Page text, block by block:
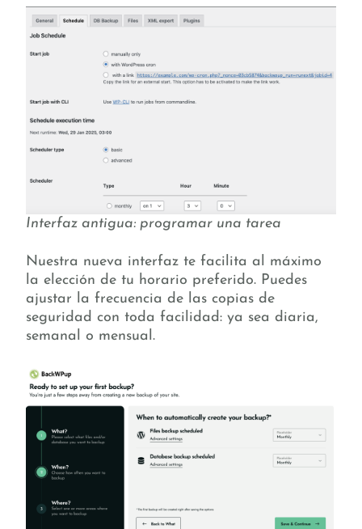
Interfaz antigua: programar una tarea
Nuestra nueva interfaz te facilita al máximo
la elección de tu horario preferido. Puedes
ajustar la frecuencia de las copias de
seguridad con toda facilidad: ya sea diaria,
semanal o mensual.